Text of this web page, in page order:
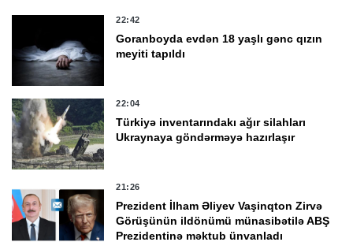
22:42
Goranboyda evdən 18 yaşlı gənc qızın
meyiti tapıldı
22:04
Türkiyə inventarındakı ağır silahları
Ukraynaya göndərməyə hazırlaşır
21:26
Prezident İlham Əliyev Vaşinqton Zirvə
Görüşünün ildönümü münasibətilə ABŞ
Prezidentinə məktub ünvanladı